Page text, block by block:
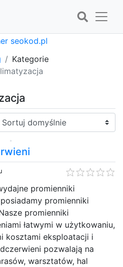
Kategorie
Sortuj:
promienniki
promienniki
promienniki
łatwymi w użytkowaniu,
kosztami eksploatacji i
pozwalają na
warsztatów, hal